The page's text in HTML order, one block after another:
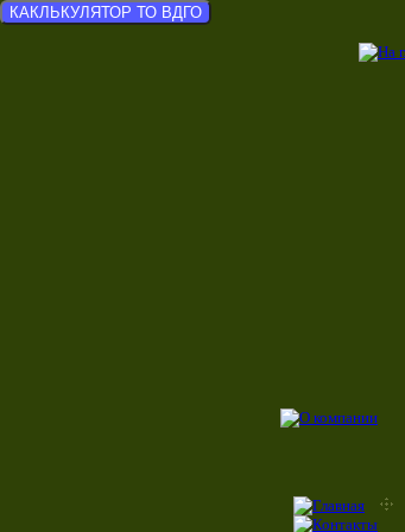
КАКЛЬКУЛЯТОР ТО ВДГО